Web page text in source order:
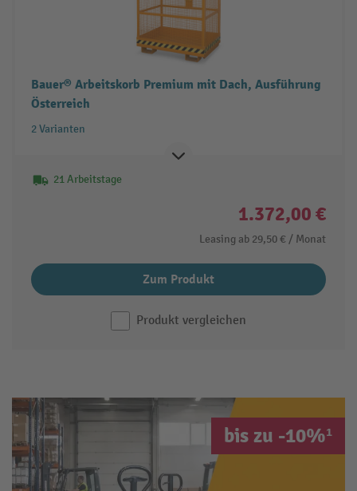
Bauer® Arbeitskorb Premium mit Dach, Ausführung
Österreich
2 Varianten
21 Arbeitstage
1.372,00 €
Leasing ab 29,50 € / Monat
Zum Produkt
Produkt vergleichen
bis zu -10%¹